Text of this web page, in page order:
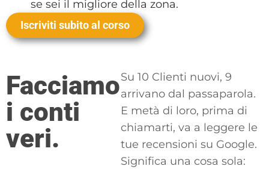
se sei il migliore della zona.
Iscriviti subito al corso
Facciamo
i conti
veri.
Su 10 Clienti nuovi, 9
arrivano dal passaparola.
E metà di loro, prima di
chiamarti, va a leggere le
tue recensioni su Google.
Significa una cosa sola: